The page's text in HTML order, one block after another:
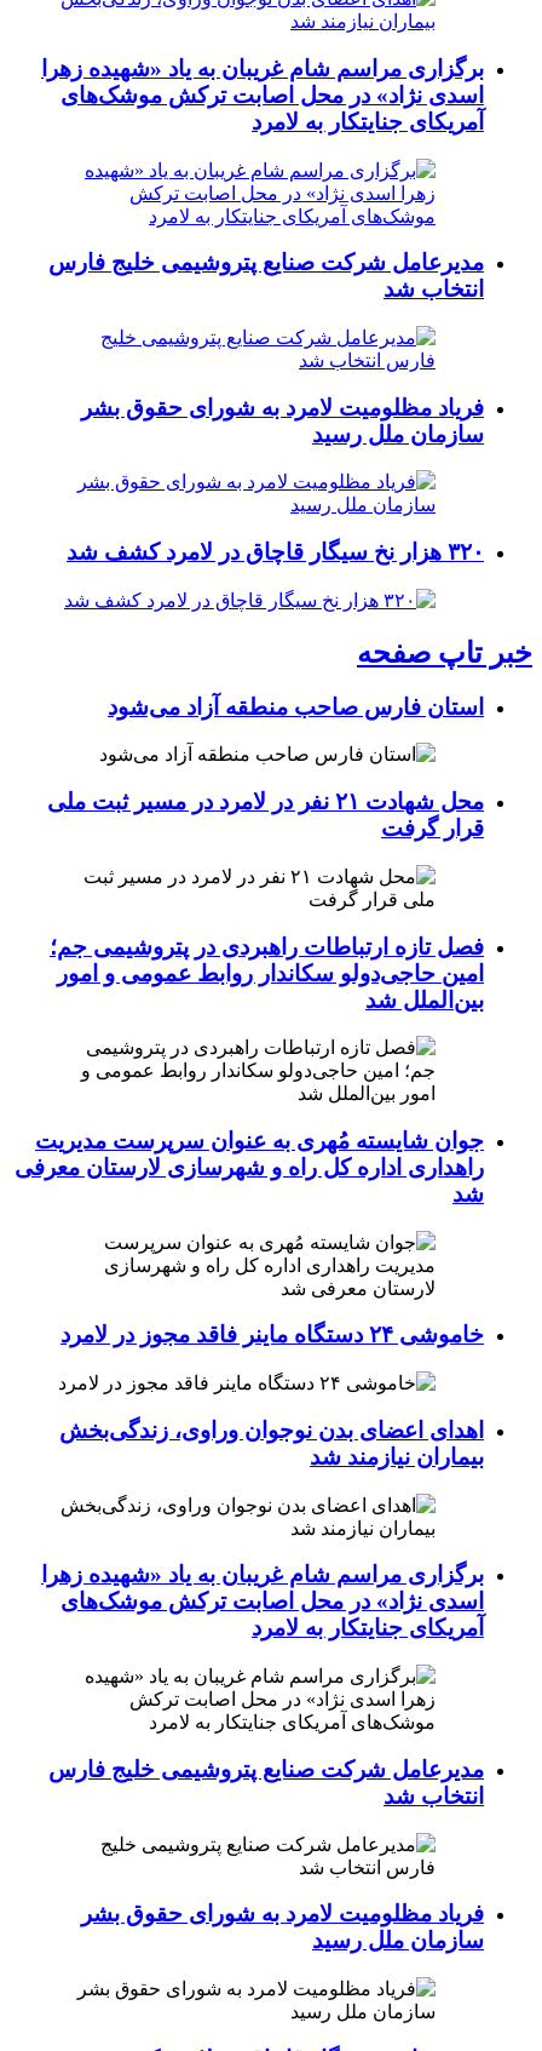
برگزاری مراسم شام غریبان به یاد «شهیده زهرا
اسدی نژاد» در محل اصابت ترکش موشک‌های
آمریکای جنایتکار به لامرد
مدیرعامل شرکت صنایع پتروشیمی خلیج فارس
انتخاب شد
فریاد مظلومیت لامرد به شورای حقوق بشر
سازمان ملل رسید
۳۲۰ هزار نخ سیگار قاچاق در لامرد کشف شد
خبر تاپ صفحه
استان فارس صاحب منطقه آزاد می‌شود
محل شهادت ۲۱ نفر در لامرد در مسیر ثبت ملی
قرار گرفت
فصل تازه ارتباطات راهبردی در پتروشیمی جم؛
امین حاجی‌دولو سکاندار روابط عمومی و امور
بین‌الملل شد
جوان شایسته مُهری به عنوان سرپرست مدیریت
راهداری اداره کل راه و شهرسازی لارستان معرفی
شد
خاموشی ۲۴ دستگاه ماینر فاقد مجوز در لامرد
اهدای اعضای بدن نوجوان وراوی، زندگی‌بخش
بیماران نیازمند شد
برگزاری مراسم شام غریبان به یاد «شهیده زهرا
اسدی نژاد» در محل اصابت ترکش موشک‌های
آمریکای جنایتکار به لامرد
مدیرعامل شرکت صنایع پتروشیمی خلیج فارس
انتخاب شد
فریاد مظلومیت لامرد به شورای حقوق بشر
سازمان ملل رسید